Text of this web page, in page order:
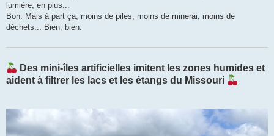
lumière, en plus...
Bon. Mais à part ça, moins de piles, moins de minerai, moins de
déchets... Bien, bien.
Des mini-îles artificielles imitent les zones humides et
aident à filtrer les lacs et les étangs du Missouri